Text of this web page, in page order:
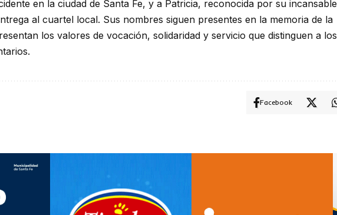
en la ciudad de Santa Fe, y a Patricia, reconocida por su incansable
al cuartel local. Sus nombres siguen presentes en la memoria de la
los valores de vocación, solidaridad y servicio que distinguen a los
Facebook